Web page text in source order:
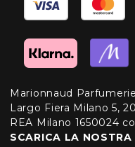
Marionnaud
Largo Fiera Milano 5,
REA Milano 1650024
SCARICA LA NOSTRA